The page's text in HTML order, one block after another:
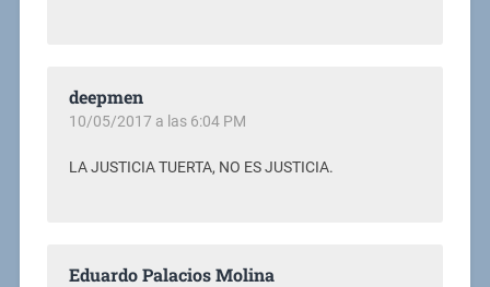
deepmen
10/05/2017 a las 6:04 PM
LA JUSTICIA TUERTA, NO ES JUSTICIA.
Eduardo Palacios Molina